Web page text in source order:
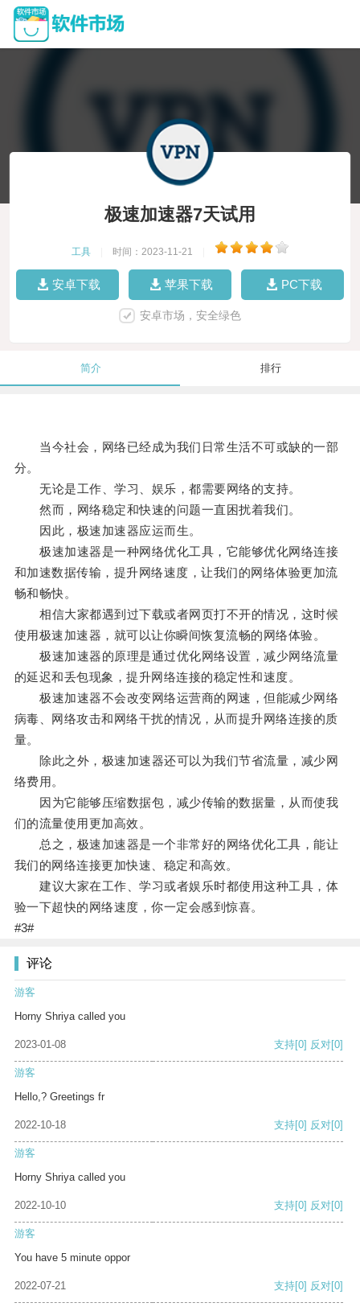
极速加速器7天试用
工具 时间：2023-11-21
安卓下载 苹果下载 PC下载
安卓市场，安全绿色
简介 排行
当今社会，网络已经成为我们日常生活不可或缺的一部
分。
无论是工作、学习、娱乐，都需要网络的支持。
然而，网络稳定和快速的问题一直困扰着我们。
因此，极速加速器应运而生。
极速加速器是一种网络优化工具，它能够优化网络连接
和加速数据传输，提升网络速度，让我们的网络体验更加流
畅和畅快。
相信大家都遇到过下载或者网页打不开的情况，这时候
使用极速加速器，就可以让你瞬间恢复流畅的网络体验。
极速加速器的原理是通过优化网络设置，减少网络流量
的延迟和丢包现象，提升网络连接的稳定性和速度。
极速加速器不会改变网络运营商的网速，但能减少网络
病毒、网络攻击和网络干扰的情况，从而提升网络连接的质
量。
除此之外，极速加速器还可以为我们节省流量，减少网
络费用。
因为它能够压缩数据包，减少传输的数据量，从而使我
们的流量使用更加高效。
总之，极速加速器是一个非常好的网络优化工具，能让
我们的网络连接更加快速、稳定和高效。
建议大家在工作、学习或者娱乐时都使用这种工具，体
验一下超快的网络速度，你一定会感到惊喜。
#3#
评论
游客
Horny Shriya called you
2023-01-08 支持[0] 反对[0]
游客
Hello,? Greetings fr
2022-10-18 支持[0] 反对[0]
游客
Horny Shriya called you
2022-10-10 支持[0] 反对[0]
游客
You have 5 minute oppor
2022-07-21 支持[0] 反对[0]